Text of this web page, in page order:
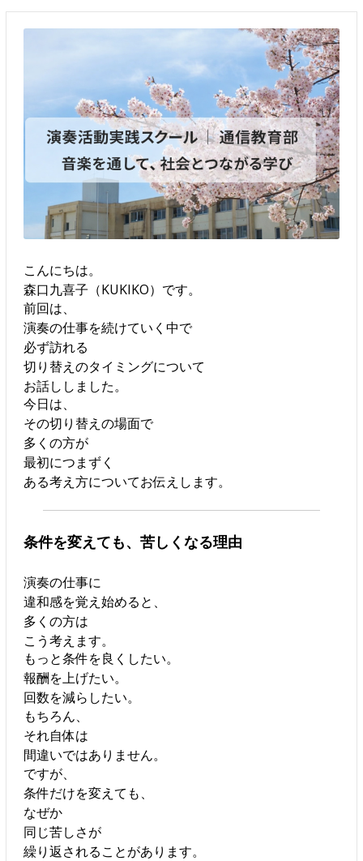
こんにちは。
森口九喜子（KUKIKO）です。
前回は、
演奏の仕事を続けていく中で
必ず訪れる
切り替えのタイミングについて
お話ししました。
今日は、
その切り替えの場面で
多くの方が
最初につまずく
ある考え方についてお伝えします。
条件を変えても、苦しくなる理由
演奏の仕事に
違和感を覚え始めると、
多くの方は
こう考えます。
もっと条件を良くしたい。
報酬を上げたい。
回数を減らしたい。
もちろん、
それ自体は
間違いではありません。
ですが、
条件だけを変えても、
なぜか
同じ苦しさが
繰り返されることがあります。